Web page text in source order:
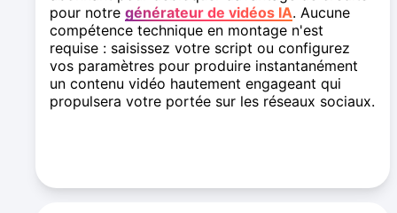
pour notre générateur de vidéos IA. Aucune
compétence technique en montage n'est
requise : saisissez votre script ou configurez
vos paramètres pour produire instantanément
un contenu vidéo hautement engageant qui
propulsera votre portée sur les réseaux sociaux.